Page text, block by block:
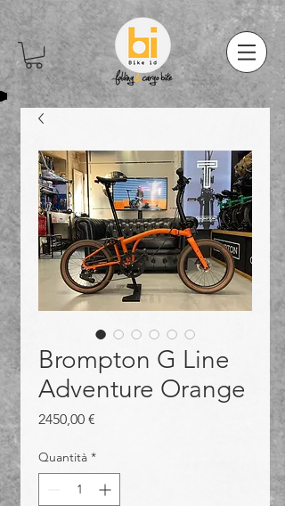
Brompton G Line
Adventure Orange
2450,00 €
Quantità *